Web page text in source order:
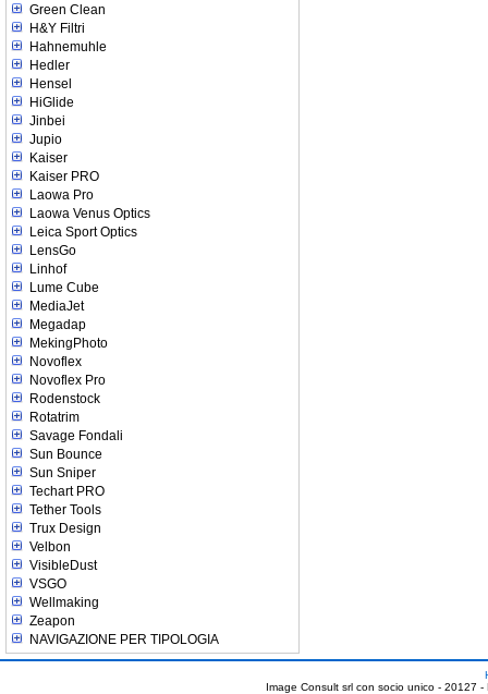
Green Clean
H&Y Filtri
Hahnemuhle
Hedler
Hensel
HiGlide
Jinbei
Jupio
Kaiser
Kaiser PRO
Laowa Pro
Laowa Venus Optics
Leica Sport Optics
LensGo
Linhof
Lume Cube
MediaJet
Megadap
MekingPhoto
Novoflex
Novoflex Pro
Rodenstock
Rotatrim
Savage Fondali
Sun Bounce
Sun Sniper
Techart PRO
Tether Tools
Trux Design
Velbon
VisibleDust
VSGO
Wellmaking
Zeapon
NAVIGAZIONE PER TIPOLOGIA
Image Consult srl con socio unico - 20127